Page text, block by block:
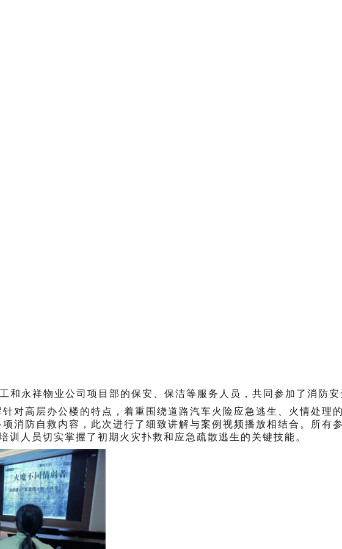
和永祥物业公司项目部的保安、保洁等 服务 人员，共同参加了 消防安
针对高层办公楼的特点，着重围绕道路汽车火险应急逃生、火情处理
项消防自救内容，此次进行了细致讲解与案例视频播放相结合。所有
训人员切实掌握了初期火灾扑救和应急疏散逃生的关键技能。